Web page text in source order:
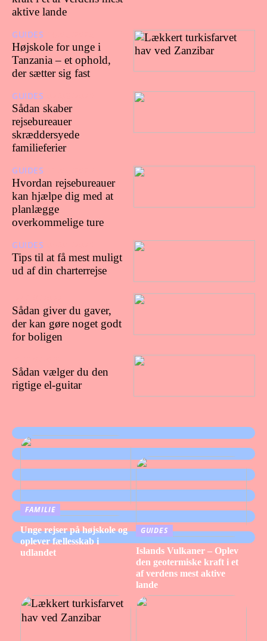
aktive lande
GUIDES
Højskole for unge i
Tanzania – et ophold,
der sætter sig fast
GUIDES
Sådan skaber
rejsebureauer
skræddersyede
familieferier
GUIDES
Hvordan rejsebureauer
kan hjælpe dig med at
planlægge
overkommelige ture
GUIDES
Tips til at få mest muligt
ud af din charterrejse
Sådan giver du gaver,
der kan gøre noget godt
for boligen
Sådan vælger du den
rigtige el-guitar
FAMILIE
Unge rejser på højskole og
oplever fællesskab i
udlandet
GUIDES
Islands Vulkaner – Oplev
den geotermiske kraft i et
af verdens mest aktive
lande